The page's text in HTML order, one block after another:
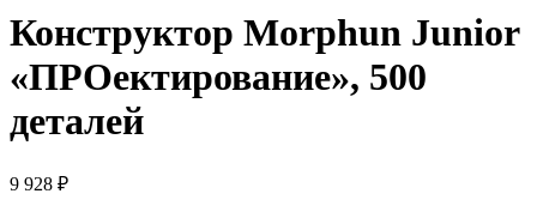
Конструктор Morphun Junior
«ПРОектирование», 500
деталей
9 928 ₽